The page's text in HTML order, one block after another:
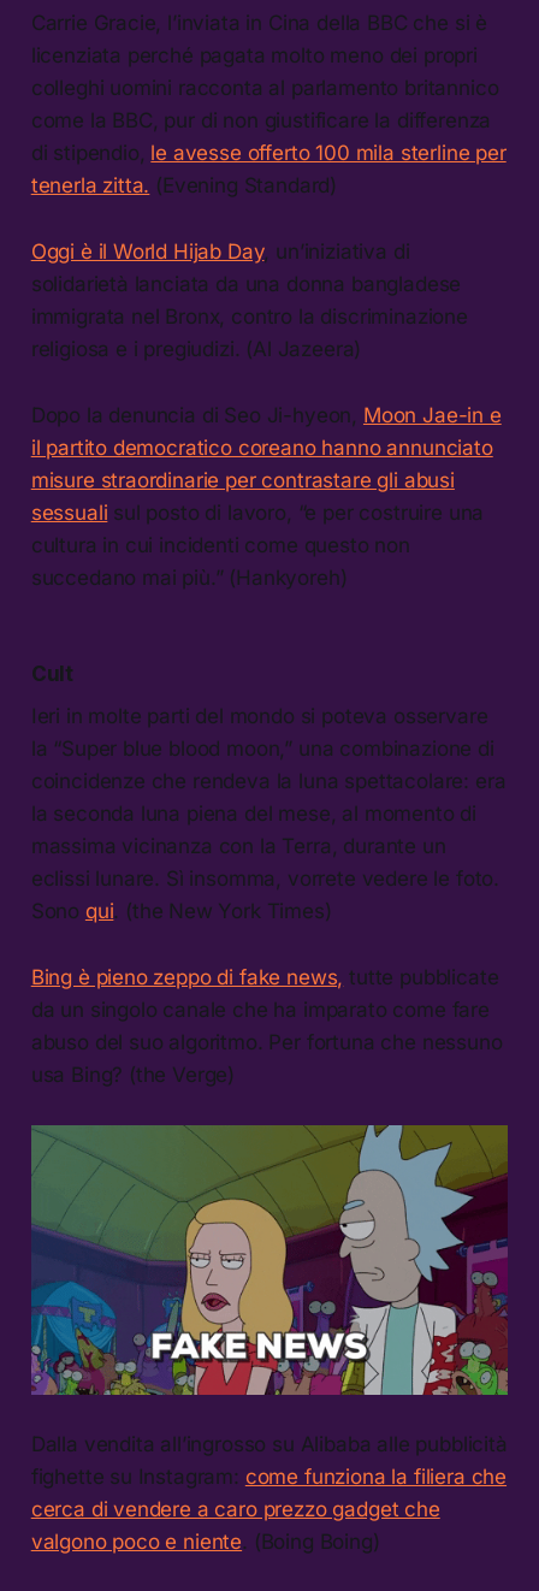
Carrie Gracie, l’inviata in Cina della BBC che si è
licenziata perché pagata molto meno dei propri
colleghi uomini racconta al parlamento britannico
come la BBC, pur di non giustificare la differenza
di stipendio, le avesse offerto 100 mila sterline per
tenerla zitta. (Evening Standard)
Oggi è il World Hijab Day, un’iniziativa di
solidarietà lanciata da una donna bangladese
immigrata nel Bronx, contro la discriminazione
religiosa e i pregiudizi. (Al Jazeera)
Dopo la denuncia di Seo Ji-hyeon, Moon Jae-in e
il partito democratico coreano hanno annunciato
misure straordinarie per contrastare gli abusi
sessuali sul posto di lavoro, “e per costruire una
cultura in cui incidenti come questo non
succedano mai più.” (Hankyoreh)
Cult
Ieri in molte parti del mondo si poteva osservare
la “Super blue blood moon,” una combinazione di
coincidenze che rendeva la luna spettacolare: era
la seconda luna piena del mese, al momento di
massima vicinanza con la Terra, durante un
eclissi lunare. Sì insomma, vorrete vedere le foto.
Sono qui. (the New York Times)
Bing è pieno zeppo di fake news, tutte pubblicate
da un singolo canale che ha imparato come fare
abuso del suo algoritmo. Per fortuna che nessuno
usa Bing? (the Verge)
Dalla vendita all’ingrosso su Alibaba alle pubblicità
fighette su Instagram: come funziona la filiera che
cerca di vendere a caro prezzo gadget che
valgono poco e niente. (Boing Boing)